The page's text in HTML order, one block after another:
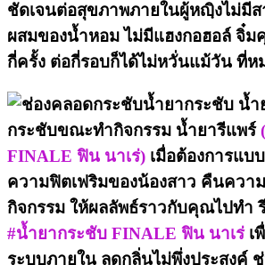
ชัดเจนต่อสุขภาพภายในผู้หญฺิงไม่มีส
ผสมของน้ำหอม ไม่มีแฮงกอฮอล์ จิ๋
กี่ครั้ง ต่อกี่รอบก็ได้ไม่หวั่นแม้วัน ที่ห
น้ำยากระชับ น้
กระชับขณะทำกิจกรรม น้ำยารีแพร์
FINALE ฟิน นาเร่) เมื่อต้องการแบ
ความฟิตเฟริมของน้องสาว คืนควา
กิจกรรม ให้ผลลัพธ์ราวกับคุณไปทำ
#น้ำยากระชับ FINALE ฟิน นาเร่เ
ระบบภายใน ลดกลิ่นไม่พึ่งประสงค์